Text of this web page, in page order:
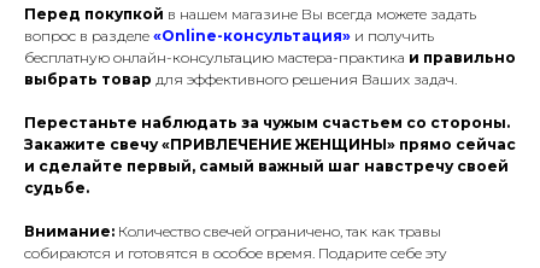
Перед покупкой в нашем магазине Вы всегда можете задать
вопрос в разделе «Online-консультация» и получить
бесплатную онлайн-консультацию мастера-практика и правильно
выбрать товар для эффективного решения Ваших задач.
Перестаньте наблюдать за чужым счастьем со стороны.
Закажите свечу «ПРИВЛЕЧЕНИЕ ЖЕНЩИНЫ» прямо сейчас
и сделайте первый, самый важный шаг навстречу своей
судьбе.
Внимание: Количество свечей ограничено, так как травы
собираются и готовятся в особое время. Подарите себе эту